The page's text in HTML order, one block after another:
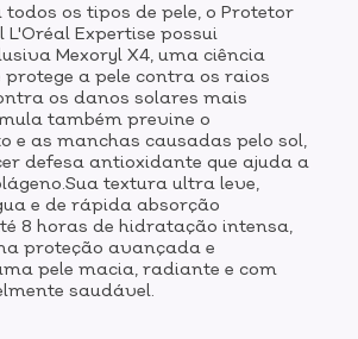
os tipos de pele, o Protetor
Expertise possui
Mexoryl X4, uma ciência
a pele contra os raios
os danos solares mais
também previne o
e as manchas causadas pelo sol,
defesa antioxidante que ajuda a
textura ultra leve,
e de rápida absorção
8 horas de hidratação intensa,
proteção avançada e
pele macia, radiante e com
saudável.